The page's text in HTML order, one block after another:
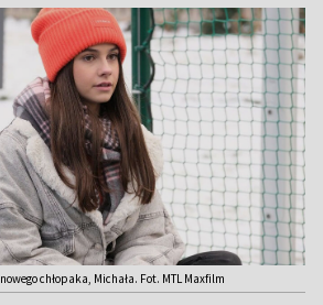
chłopaka, Michała. Fot. MTL Maxfilm